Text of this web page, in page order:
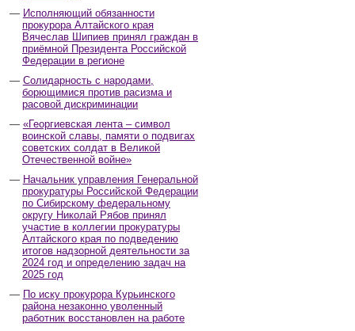
Исполняющий обязанности
прокурора Алтайского края
Вячеслав Шипиев принял граждан в
приёмной Президента Российской
Федерации в регионе
Солидарность с народами,
борющимися против расизма и
расовой дискриминации
«Георгиевская лента – символ
воинской славы, памяти о подвигах
советских солдат в Великой
Отечественной войне»
Начальник управления Генеральной
прокуратуры Российской Федерации
по Сибирскому федеральному
округу Николай Рябов принял
участие в коллегии прокуратуры
Алтайского края по подведению
итогов надзорной деятельности за
2024 год и определению задач на
2025 год
По иску прокурора Курьинского
района незаконно уволенный
работник восстановлен на работе